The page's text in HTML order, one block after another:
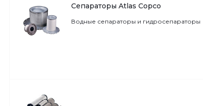
Сепараторы Atlas Copco
Водные сепараторы и гидросепараторы